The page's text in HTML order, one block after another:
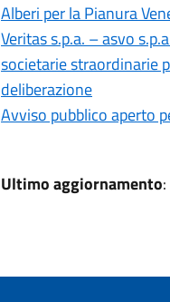
Alberi per la Pianura
Veritas s.p.a. – asvo
societarie straordinarie
deliberazione
Avviso pubblico aperto
Ultimo aggiornamento